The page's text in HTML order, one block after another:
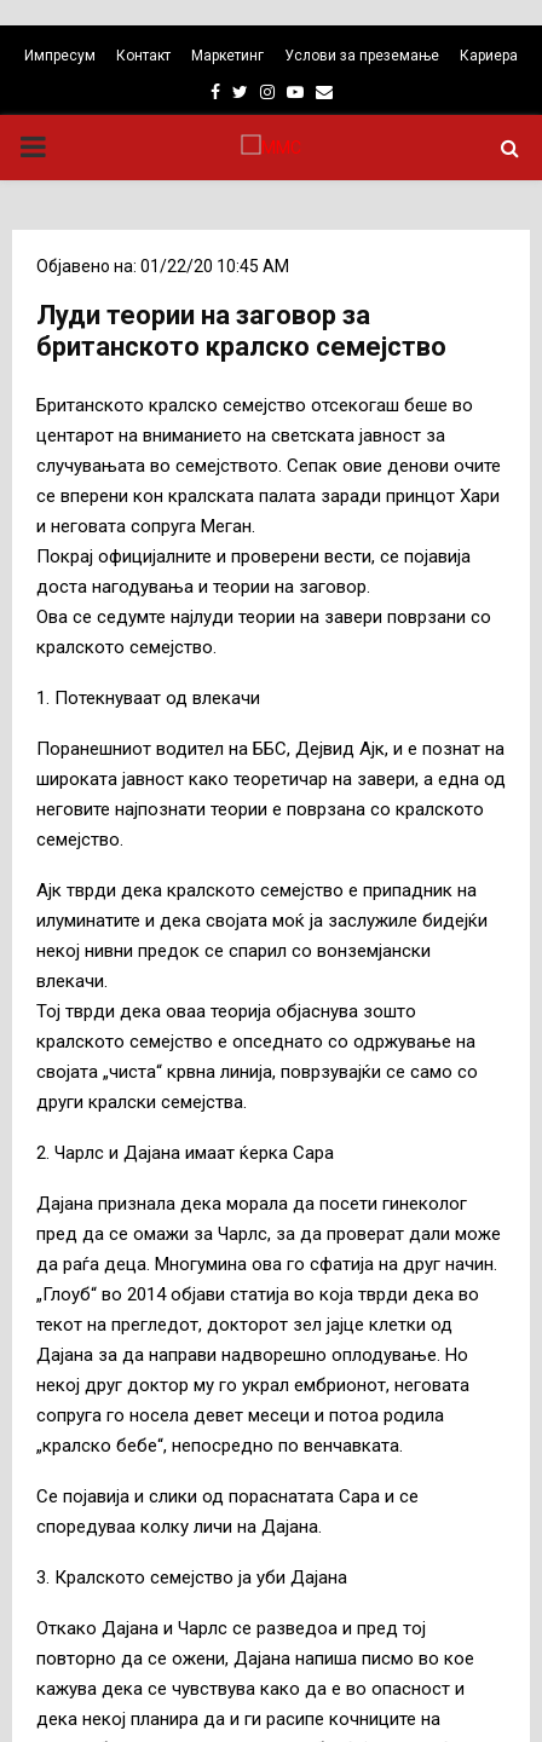
Импресум Контакт Маркетинг Услови за преземање Кариера
Facebook
TwitterInstagram
Youtube
Email
PRIMARY
Објавено на: 01/22/20 10:45 AM
Луди теории на заговор за
британското кралско семејство
Британското кралско семејство отсекогаш беше во
центарот на вниманието на светската јавност за
случувањата во семејството. Сепак овие денови очите
се вперени кон кралската палата заради принцот Хари
и неговата сопруга Меган.
Покрај официјалните и проверени вести, се појавија
доста нагодувања и теории на заговор.
Ова се седумте најлуди теории на завери поврзани со
кралското семејство.
1. Потекнуваат од влекачи
Поранешниот водител на ББС, Дејвид Ајк, и е познат на
широката јавност како теоретичар на завери, а една од
неговите најпознати теории е поврзана со кралското
семејство.
Ајк тврди дека кралското семејство е припадник на
илуминатите и дека својата моќ ја заслужиле бидејќи
некој нивни предок се спарил со вонземјански
влекачи.
Тој тврди дека оваа теорија објаснува зошто
кралското семејство е опседнато со одржување на
својата „чиста“ крвна линија, поврзувајќи се само со
други кралски семејства.
2. Чарлс и Дајана имаат ќерка Сара
Дајана признала дека морала да посети гинеколог
пред да се омажи за Чарлс, за да проверат дали може
да раѓа деца. Многумина ова го сфатија на друг начин.
„Глоуб“ во 2014 објави статија во која тврди дека во
текот на прегледот, докторот зел јајце клетки од
Дајана за да направи надворешно оплодување. Но
некој друг доктор му го украл ембрионот, неговата
сопруга го носела девет месеци и потоа родила
„кралско бебе“, непосредно по венчавката.
Се појавија и слики од пораснатата Сара и се
споредуваа колку личи на Дајана.
3. Кралското семејство ја уби Дајана
Откако Дајана и Чарлс се разведоа и пред тој
повторно да се ожени, Дајана напиша писмо во кое
кажува дека се чувствува како да е во опасност и
дека некој планира да и ги расипе кочниците на